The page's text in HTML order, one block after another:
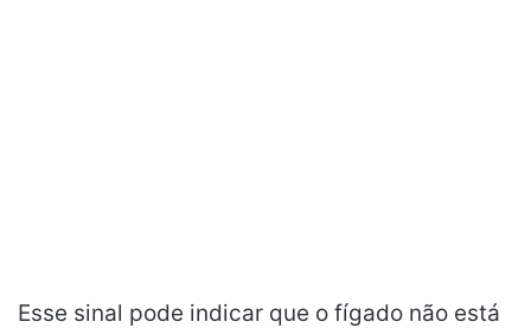
Esse sinal pode indicar que o fígado não está